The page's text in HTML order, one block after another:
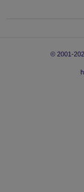
© 2001-